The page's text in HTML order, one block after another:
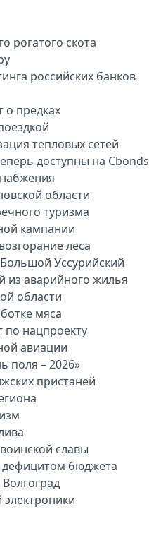
рогатого скота
российских банков
о предках
тепловых сетей
доступны на Cbonds
области
туризма
кампании
леса
Уссурийский
из аварийного жилья
области
мяса
по нацпроекту
авиации
поля – 2026»
пристаней
славы
дефицитом бюджета